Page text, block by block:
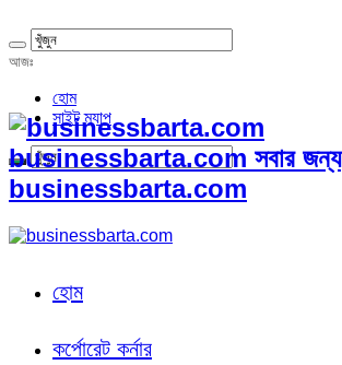
আজঃ
হোম
সাইট ম্যাপ
businessbarta.com সবার জন্য
businessbarta.com
হোম
কর্পোরেট কর্নার